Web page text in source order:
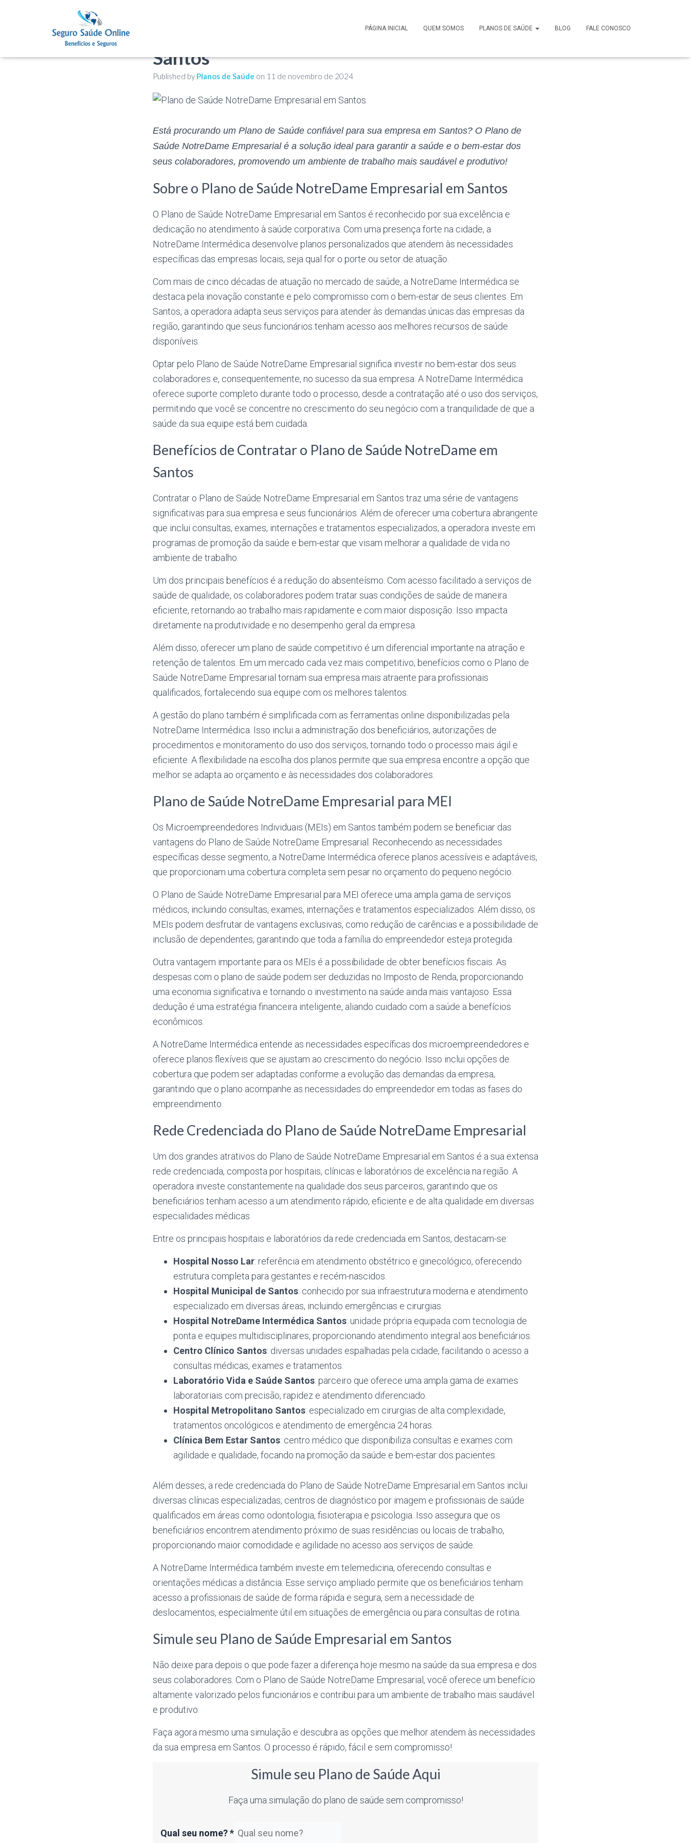
PÁGINA INICIAL QUEM SOMOS PLANOS DE SAÚDE BLOG FALE CONOSCO
Plano de Saúde NotreDame Empresarial em
Santos
Published by Planos de Saúde on 11 de novembro de 2024
Está procurando um Plano de Saúde confiável para sua empresa em Santos? O Plano de
Saúde NotreDame Empresarial é a solução ideal para garantir a saúde e o bem-estar dos
seus colaboradores, promovendo um ambiente de trabalho mais saudável e produtivo!
Sobre o Plano de Saúde NotreDame Empresarial em Santos
O Plano de Saúde NotreDame Empresarial em Santos é reconhecido por sua excelência e
dedicação no atendimento à saúde corporativa. Com uma presença forte na cidade, a
NotreDame Intermédica desenvolve planos personalizados que atendem às necessidades
específicas das empresas locais, seja qual for o porte ou setor de atuação.
Com mais de cinco décadas de atuação no mercado de saúde, a NotreDame Intermédica se
destaca pela inovação constante e pelo compromisso com o bem-estar de seus clientes. Em
Santos, a operadora adapta seus serviços para atender às demandas únicas das empresas da
região, garantindo que seus funcionários tenham acesso aos melhores recursos de saúde
disponíveis.
Optar pelo Plano de Saúde NotreDame Empresarial significa investir no bem-estar dos seus
colaboradores e, consequentemente, no sucesso da sua empresa. A NotreDame Intermédica
oferece suporte completo durante todo o processo, desde a contratação até o uso dos serviços,
permitindo que você se concentre no crescimento do seu negócio com a tranquilidade de que a
saúde da sua equipe está bem cuidada.
Benefícios de Contratar o Plano de Saúde NotreDame em
Santos
Contratar o Plano de Saúde NotreDame Empresarial em Santos traz uma série de vantagens
significativas para sua empresa e seus funcionários. Além de oferecer uma cobertura abrangente
que inclui consultas, exames, internações e tratamentos especializados, a operadora investe em
programas de promoção da saúde e bem-estar que visam melhorar a qualidade de vida no
ambiente de trabalho.
Um dos principais benefícios é a redução do absenteísmo. Com acesso facilitado a serviços de
saúde de qualidade, os colaboradores podem tratar suas condições de saúde de maneira
eficiente, retornando ao trabalho mais rapidamente e com maior disposição. Isso impacta
diretamente na produtividade e no desempenho geral da empresa.
Além disso, oferecer um plano de saúde competitivo é um diferencial importante na atração e
retenção de talentos. Em um mercado cada vez mais competitivo, benefícios como o Plano de
Saúde NotreDame Empresarial tornam sua empresa mais atraente para profissionais
qualificados, fortalecendo sua equipe com os melhores talentos.
A gestão do plano também é simplificada com as ferramentas online disponibilizadas pela
NotreDame Intermédica. Isso inclui a administração dos beneficiários, autorizações de
procedimentos e monitoramento do uso dos serviços, tornando todo o processo mais ágil e
eficiente. A flexibilidade na escolha dos planos permite que sua empresa encontre a opção que
melhor se adapta ao orçamento e às necessidades dos colaboradores.
Plano de Saúde NotreDame Empresarial para MEI
Os Microempreendedores Individuais (MEIs) em Santos também podem se beneficiar das
vantagens do Plano de Saúde NotreDame Empresarial. Reconhecendo as necessidades
específicas desse segmento, a NotreDame Intermédica oferece planos acessíveis e adaptáveis,
que proporcionam uma cobertura completa sem pesar no orçamento do pequeno negócio.
O Plano de Saúde NotreDame Empresarial para MEI oferece uma ampla gama de serviços
médicos, incluindo consultas, exames, internações e tratamentos especializados. Além disso, os
MEIs podem desfrutar de vantagens exclusivas, como redução de carências e a possibilidade de
inclusão de dependentes, garantindo que toda a família do empreendedor esteja protegida.
Outra vantagem importante para os MEIs é a possibilidade de obter benefícios fiscais. As
despesas com o plano de saúde podem ser deduzidas no Imposto de Renda, proporcionando
uma economia significativa e tornando o investimento na saúde ainda mais vantajoso. Essa
dedução é uma estratégia financeira inteligente, aliando cuidado com a saúde a benefícios
econômicos.
A NotreDame Intermédica entende as necessidades específicas dos microempreendedores e
oferece planos flexíveis que se ajustam ao crescimento do negócio. Isso inclui opções de
cobertura que podem ser adaptadas conforme a evolução das demandas da empresa,
garantindo que o plano acompanhe as necessidades do empreendedor em todas as fases do
empreendimento.
Rede Credenciada do Plano de Saúde NotreDame Empresarial
Um dos grandes atrativos do Plano de Saúde NotreDame Empresarial em Santos é a sua extensa
rede credenciada, composta por hospitais, clínicas e laboratórios de excelência na região. A
operadora investe constantemente na qualidade dos seus parceiros, garantindo que os
beneficiários tenham acesso a um atendimento rápido, eficiente e de alta qualidade em diversas
especialidades médicas.
Entre os principais hospitais e laboratórios da rede credenciada em Santos, destacam-se:
Hospital Nosso Lar: referência em atendimento obstétrico e ginecológico, oferecendo
estrutura completa para gestantes e recém-nascidos.
Hospital Municipal de Santos: conhecido por sua infraestrutura moderna e atendimento
especializado em diversas áreas, incluindo emergências e cirurgias.
Hospital NotreDame Intermédica Santos: unidade própria equipada com tecnologia de
ponta e equipes multidisciplinares, proporcionando atendimento integral aos beneficiários.
Centro Clínico Santos: diversas unidades espalhadas pela cidade, facilitando o acesso a
consultas médicas, exames e tratamentos.
Laboratório Vida e Saúde Santos: parceiro que oferece uma ampla gama de exames
laboratoriais com precisão, rapidez e atendimento diferenciado.
Hospital Metropolitano Santos: especializado em cirurgias de alta complexidade,
tratamentos oncológicos e atendimento de emergência 24 horas.
Clínica Bem Estar Santos: centro médico que disponibiliza consultas e exames com
agilidade e qualidade, focando na promoção da saúde e bem-estar dos pacientes.
Além desses, a rede credenciada do Plano de Saúde NotreDame Empresarial em Santos inclui
diversas clínicas especializadas, centros de diagnóstico por imagem e profissionais de saúde
qualificados em áreas como odontologia, fisioterapia e psicologia. Isso assegura que os
beneficiários encontrem atendimento próximo de suas residências ou locais de trabalho,
proporcionando maior comodidade e agilidade no acesso aos serviços de saúde.
A NotreDame Intermédica também investe em telemedicina, oferecendo consultas e
orientações médicas a distância. Esse serviço ampliado permite que os beneficiários tenham
acesso a profissionais de saúde de forma rápida e segura, sem a necessidade de
deslocamentos, especialmente útil em situações de emergência ou para consultas de rotina.
Simule seu Plano de Saúde Empresarial em Santos
Não deixe para depois o que pode fazer a diferença hoje mesmo na saúde da sua empresa e dos
seus colaboradores. Com o Plano de Saúde NotreDame Empresarial, você oferece um benefício
altamente valorizado pelos funcionários e contribui para um ambiente de trabalho mais saudável
e produtivo.
Faça agora mesmo uma simulação e descubra as opções que melhor atendem às necessidades
da sua empresa em Santos. O processo é rápido, fácil e sem compromisso!
Simule seu Plano de Saúde Aqui
Faça uma simulação do plano de saúde sem compromisso!
Qual seu nome?*